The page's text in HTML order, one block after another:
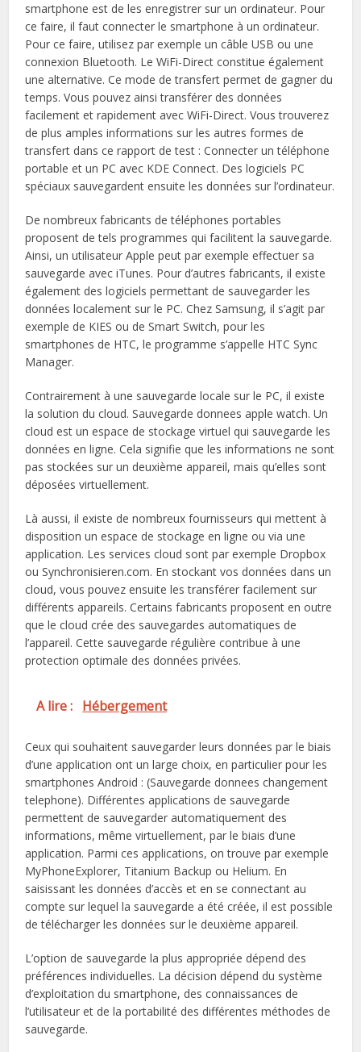
smartphone est de les enregistrer sur un ordinateur. Pour
ce faire, il faut connecter le smartphone à un ordinateur.
Pour ce faire, utilisez par exemple un câble USB ou une
connexion Bluetooth. Le WiFi-Direct constitue également
une alternative. Ce mode de transfert permet de gagner du
temps. Vous pouvez ainsi transférer des données
facilement et rapidement avec WiFi-Direct. Vous trouverez
de plus amples informations sur les autres formes de
transfert dans ce rapport de test : Connecter un téléphone
portable et un PC avec KDE Connect. Des logiciels PC
spéciaux sauvegardent ensuite les données sur l’ordinateur.
De nombreux fabricants de téléphones portables
proposent de tels programmes qui facilitent la sauvegarde.
Ainsi, un utilisateur Apple peut par exemple effectuer sa
sauvegarde avec iTunes. Pour d’autres fabricants, il existe
également des logiciels permettant de sauvegarder les
données localement sur le PC. Chez Samsung, il s’agit par
exemple de KIES ou de Smart Switch, pour les
smartphones de HTC, le programme s’appelle HTC Sync
Manager.
Contrairement à une sauvegarde locale sur le PC, il existe
la solution du cloud. Sauvegarde donnees apple watch. Un
cloud est un espace de stockage virtuel qui sauvegarde les
données en ligne. Cela signifie que les informations ne sont
pas stockées sur un deuxième appareil, mais qu’elles sont
déposées virtuellement.
Là aussi, il existe de nombreux fournisseurs qui mettent à
disposition un espace de stockage en ligne ou via une
application. Les services cloud sont par exemple Dropbox
ou Synchronisieren.com. En stockant vos données dans un
cloud, vous pouvez ensuite les transférer facilement sur
différents appareils. Certains fabricants proposent en outre
que le cloud crée des sauvegardes automatiques de
l’appareil. Cette sauvegarde régulière contribue à une
protection optimale des données privées.
A lire : Hébergement
Ceux qui souhaitent sauvegarder leurs données par le biais
d’une application ont un large choix, en particulier pour les
smartphones Android : (Sauvegarde donnees changement
telephone). Différentes applications de sauvegarde
permettent de sauvegarder automatiquement des
informations, même virtuellement, par le biais d’une
application. Parmi ces applications, on trouve par exemple
MyPhoneExplorer, Titanium Backup ou Helium. En
saisissant les données d’accès et en se connectant au
compte sur lequel la sauvegarde a été créée, il est possible
de télécharger les données sur le deuxième appareil.
L’option de sauvegarde la plus appropriée dépend des
préférences individuelles. La décision dépend du système
d’exploitation du smartphone, des connaissances de
l’utilisateur et de la portabilité des différentes méthodes de
sauvegarde.